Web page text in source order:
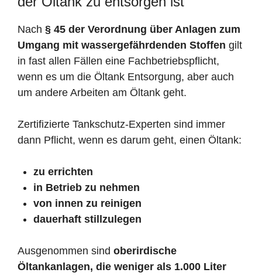
Nach § 45 der Verordnung über Anlagen zum
Umgang mit wassergefährdenden Stoffen gilt
in fast allen Fällen eine Fachbetriebspflicht,
wenn es um die Öltank Entsorgung, aber auch
um andere Arbeiten am Öltank geht.
Zertifizierte Tankschutz-Experten sind immer
dann Pflicht, wenn es darum geht, einen Öltank:
zu errichten
in Betrieb zu nehmen
von innen zu reinigen
dauerhaft stillzulegen
Ausgenommen sind oberirdische
Öltankanlagen, die weniger als 1.000 Liter